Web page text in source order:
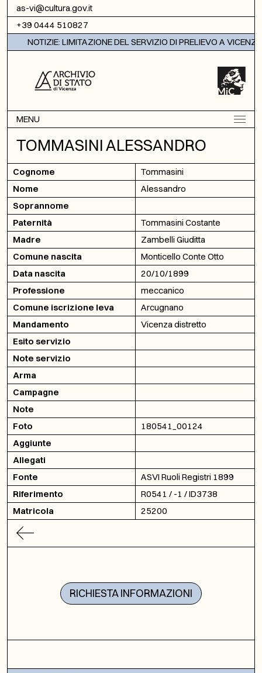
Vai al contenuto
as-vi@cultura.gov.it
+39 0444 510827
NOTIZIE: LIMITAZIONE DEL SERVIZIO DI PRELIEVO A VICENZA
MENU
TOMMASINI ALESSANDRO
Cognome
Tommasini
Nome
Alessandro
Soprannome
Paternità
Tommasini Costante
Madre
Zambelli Giuditta
Comune nascita
Monticello Conte Otto
Data nascita
20/10/1899
Professione
meccanico
Comune iscrizione leva
Arcugnano
Mandamento
Vicenza distretto
Esito servizio
Note servizio
Arma
Campagne
Note
Foto
180541_00124
Aggiunte
Allegati
Fonte
ASVI Ruoli Registri 1899
Riferimento
R0541 / -1 / ID3738
Matricola
25200
RICHIESTA INFORMAZIONI